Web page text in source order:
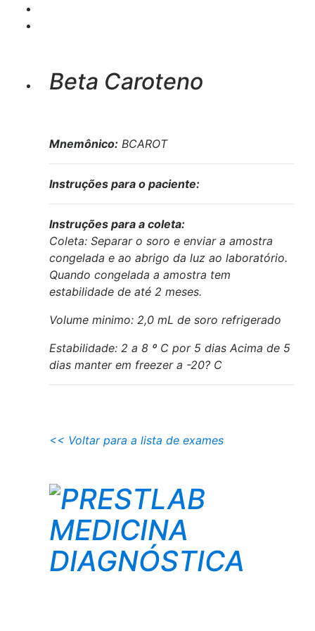
Beta Caroteno
Mnemônico: BCAROT
Instruções para o paciente:
Instruções para a coleta:
Coleta: Separar o soro e enviar a amostra
congelada e ao abrigo da luz ao laboratório.
Quando congelada a amostra tem
estabilidade de até 2 meses.
Volume minimo: 2,0 mL de soro refrigerado
Estabilidade: 2 a 8 º C por 5 dias Acima de 5
dias manter em freezer a -20? C
<< Voltar para a lista de exames